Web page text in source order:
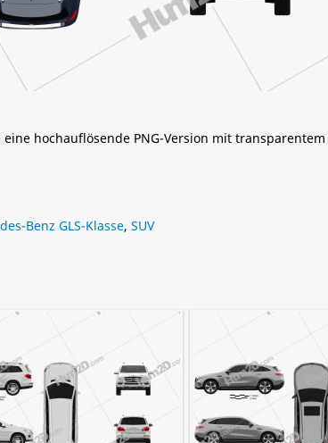
hochauflösende PNG-Version mit transparentem
Benz GLS-Klasse, SUV